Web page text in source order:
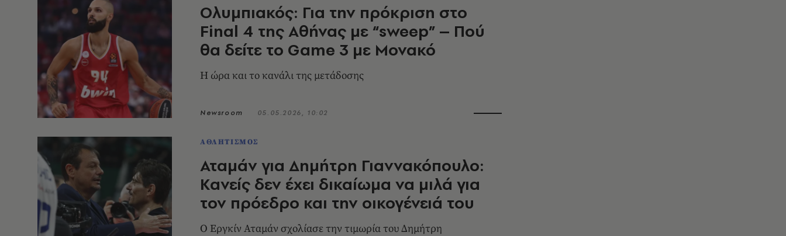
Ολυμπιακός: Για την πρόκριση στο
Final 4 της Αθήνας με “sweep” – Πού
θα δείτε το Game 3 με Μονακό
H ώρα και το κανάλι της μετάδοσης
Newsroom 05.05.2026, 10:02
ΑΘΛΗΤΙΣΜΟΣ
Αταμάν για Δημήτρη Γιαννακόπουλο:
Κανείς δεν έχει δικαίωμα να μιλά για
τον πρόεδρο και την οικογένειά του
Ο Εργκίν Αταμάν σχολίασε την τιμωρία του Δημήτρη